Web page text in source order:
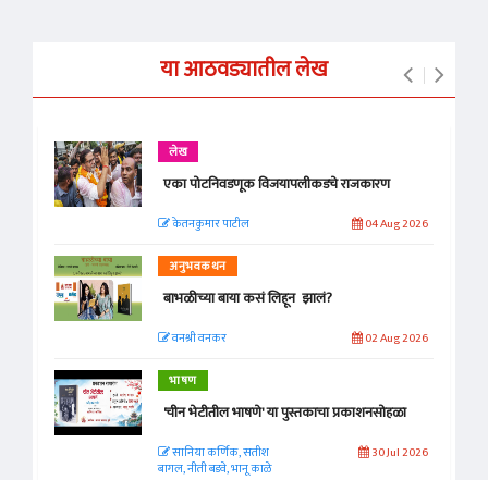
या आठवड्यातील लेख
लेख
एका पोटनिवडणूक विजयापलीकडचे राजकारण
केतनकुमार पाटील 04 Aug 2026
अनुभवकथन
बाभळीच्या बाया कसं लिहून झालं?
वनश्री वनकर 02 Aug 2026
भाषण
'चीन भेटीतील भाषणे' या पुस्तकाचा प्रकाशनसोहळा
सानिया कर्णिक, सतीश
बागल, नीती बडवे, भानू काळे
30 Jul 2026